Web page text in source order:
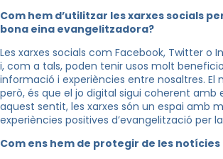
Com hem d’utilitzar les xarxes socials
bona eina evangelitzadora?
Les xarxes socials com Facebook, Twitter o
i, com a tals, poden tenir usos molt
informació i experiències entre nosaltres. El
però, és que el jo digital sigui coherent amb
aquest sentit, les xarxes són un espai amb
experiències positives d’evangelització per
Com ens hem de protegir de les notícies